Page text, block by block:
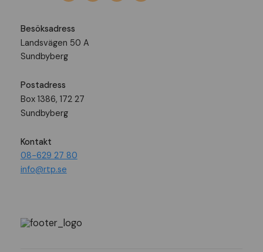
Besöksadress
Landsvägen 50 A
Sundbyberg
Postadress
Box 1386, 172 27
Sundbyberg
Kontakt
08-629 27 80
info@rtp.se